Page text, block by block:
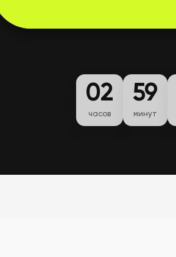
02
часов
59
минут